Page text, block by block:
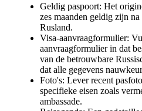
Geldig paspoort: Het
zes maanden geldig zijn
Rusland.
Visa-aanvraagformulier:
aanvraagformulier in dat
van de betrouwbare
dat alle gegevens
Foto's: Lever recent
specifieke eisen zoals
ambassade.